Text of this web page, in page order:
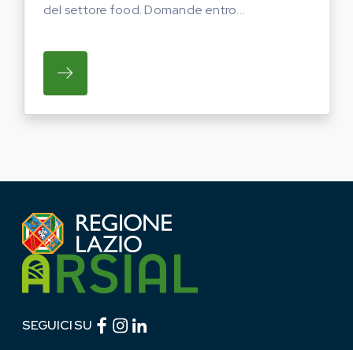
del settore food. Domande entro...
SU REGIONE LAZIO E ARSIAL PORTANO
SEGUICI SU Facebook (link esterno)
Instagram (link esterno)